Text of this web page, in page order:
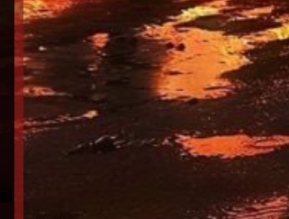
El gran viaje de tu vida (2025) Latino HD